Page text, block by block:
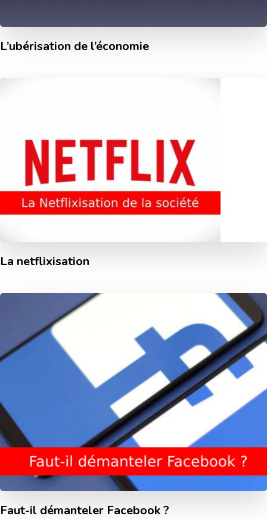
L’ubérisation de l’économie
La netflixisation
Faut-il démanteler Facebook ?